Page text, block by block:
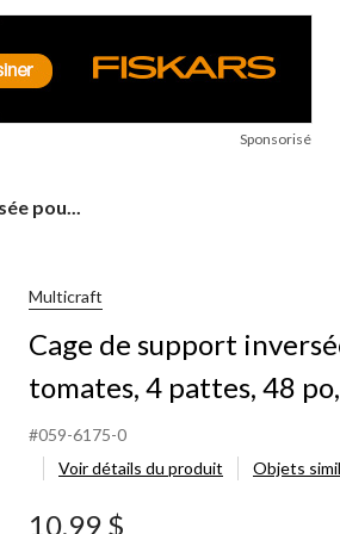
Sponsorisé
pou...
Multicraft
Cage de support
tomates, 4 pattes, 48
#059-6175-0
Voir détails du produit
Objets
10,99 $